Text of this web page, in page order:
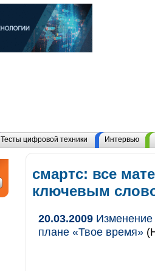
Тесты цифровой техники Интервью
смартс: все
ключевым
20.03.2009 Изменение
плане «Твое время»